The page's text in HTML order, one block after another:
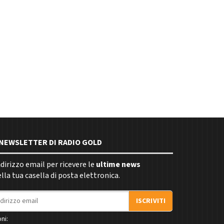
DI RADIO GOLD
email per ricevere le ultime news
tua casella di posta elettronica.
ISCRIVITI